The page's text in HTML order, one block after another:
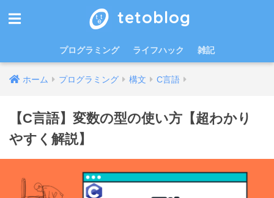
tetoblog
プログラミング ライフハック 雑記
ホーム プログラミング 構文 C言語
【C言語】変数の型の使い方【超わかり
やすく解説】